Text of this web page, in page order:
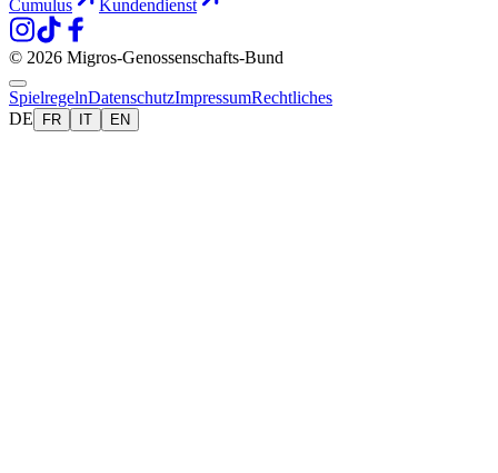
Cumulus
Kundendienst
© 2026 Migros-Genossenschafts-Bund
SpielregelnDatenschutzImpressumRechtliches
DE
FR IT EN